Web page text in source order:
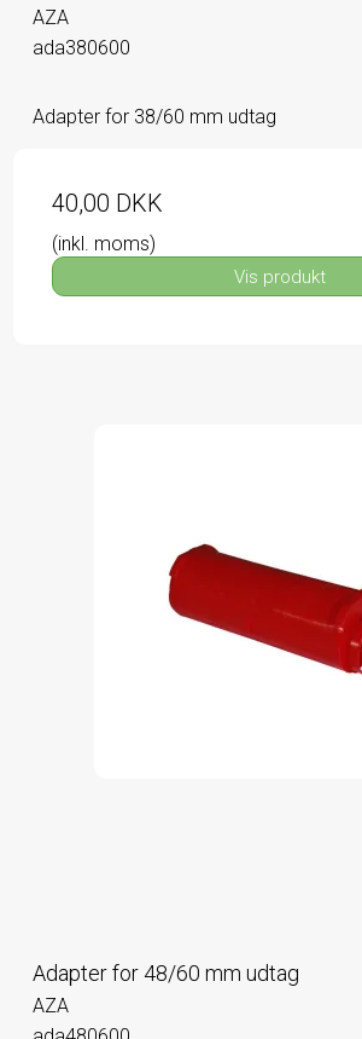
AZA
ada380600
Adapter for 38/60 mm udtag
40,00 DKK
(inkl. moms)
Vis produkt
Adapter for 48/60 mm udtag
AZA